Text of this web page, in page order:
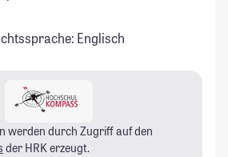
Englisch
werden durch Zugriff auf den
der HRK erzeugt.